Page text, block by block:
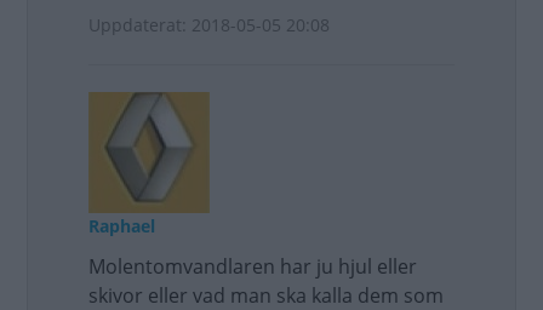
Uppdaterat: 2018-05-05 20:08
Raphael
Molentomvandlaren har ju hjul eller
skivor eller vad man ska kalla dem som